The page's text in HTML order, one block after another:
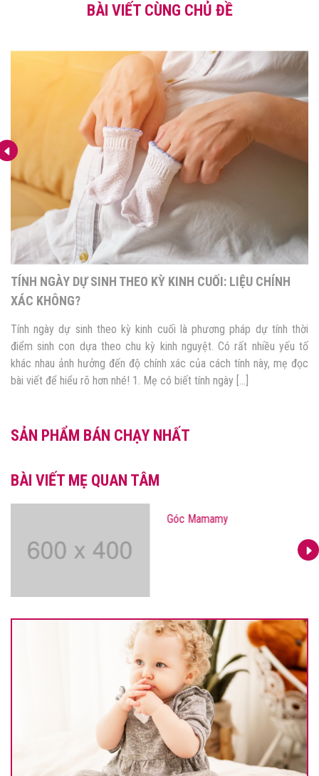
BÀI VIẾT CÙNG CHỦ ĐỀ
TÍNH NGÀY DỰ SINH THEO KỲ KINH CUỐI: LIỆU CHÍNH
XÁC KHÔNG?
Tính ngày dự sinh theo kỳ kinh cuối là phương pháp dự tính thời
điểm sinh con dựa theo chu kỳ kinh nguyệt. Có rất nhiều yếu tố
khác nhau ảnh hưởng đến độ chính xác của cách tính này, mẹ đọc
bài viết để hiểu rõ hơn nhé! 1. Mẹ có biết tính ngày […]
SẢN PHẨM BÁN CHẠY NHẤT
BÀI VIẾT MẸ QUAN TÂM
Góc Mamamy